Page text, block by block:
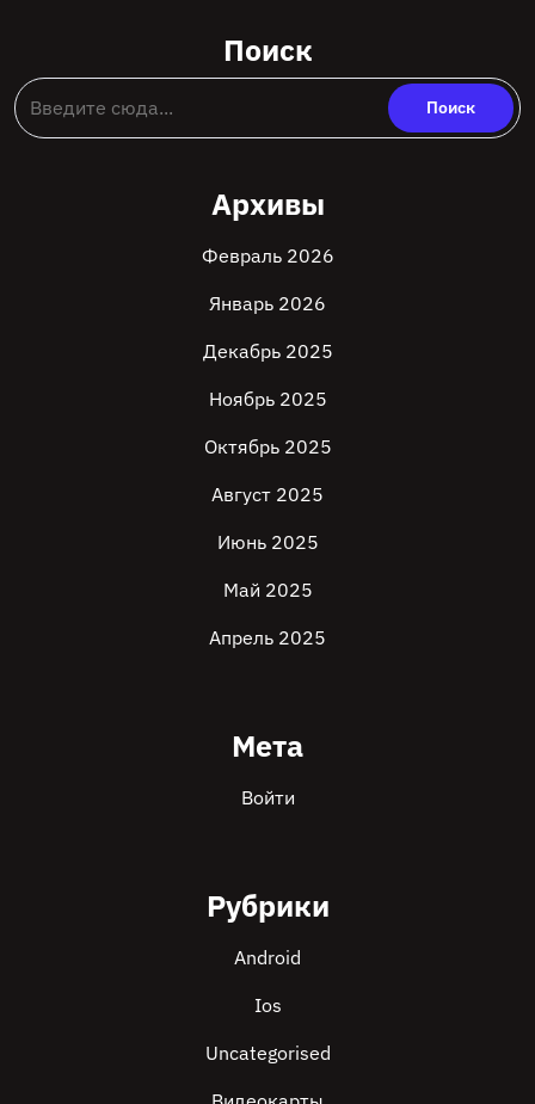
Поиск
Архивы
Февраль 2026
Январь 2026
Декабрь 2025
Ноябрь 2025
Октябрь 2025
Август 2025
Июнь 2025
Май 2025
Апрель 2025
Мета
Войти
Рубрики
Android
Ios
Uncategorised